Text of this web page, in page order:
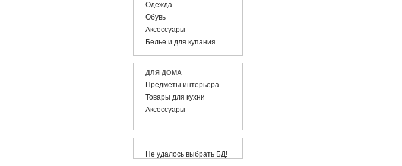
Одежда
Обувь
Аксессуары
Белье и для купания
ДЛЯ ДОМА
Предметы интерьера
Товары для кухни
Аксессуары
Не удалось выбрать БД!